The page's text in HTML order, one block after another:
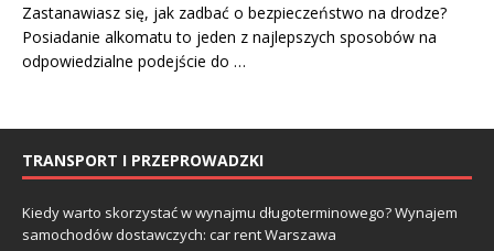
Zastanawiasz się, jak zadbać o bezpieczeństwo na drodze?
Posiadanie alkomatu to jeden z najlepszych sposobów na
odpowiedzialne podejście do …
TRANSPORT I PRZEPROWADZKI
Kiedy warto skorzystać w wynajmu długoterminowego? Wynajem
samochodów dostawczych: car rent Warszawa